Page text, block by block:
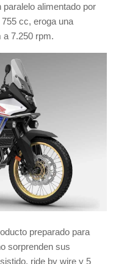
paralelo alimentado por
755 cc, eroga una
a 7.250 rpm.
preparado para
sorprenden sus
ride by wire y 5